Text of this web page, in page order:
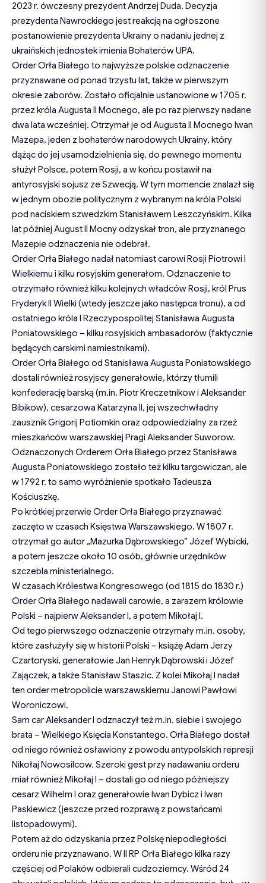
2023 r. ówczesny prezydent Andrzej Duda. Decyzja
prezydenta Nawrockiego jest reakcją na ogłoszone
postanowienie prezydenta Ukrainy o nadaniu jednej z
ukraińskich jednostek imienia Bohaterów UPA.
Order Orła Białego to najwyższe polskie odznaczenie
przyznawane od ponad trzystu lat, także w pierwszym
okresie zaborów. Zostało oficjalnie ustanowione w 1705 r.
przez króla Augusta II Mocnego, ale po raz pierwszy nadane
dwa lata wcześniej. Otrzymał je od Augusta II Mocnego Iwan
Mazepa, jeden z bohaterów narodowych Ukrainy, który
dążąc do jej usamodzielnienia się, do pewnego momentu
służył Polsce, potem Rosji, a w końcu postawił na
antyrosyjski sojusz ze Szwecją. W tym momencie znalazł się
w jednym obozie politycznym z wybranym na króla Polski
pod naciskiem szwedzkim Stanisławem Leszczyńskim. Kilka
lat później August II Mocny odzyskał tron, ale przyznanego
Mazepie odznaczenia nie odebrał.
Order Orła Białego nadał natomiast carowi Rosji Piotrowi I
Wielkiemu i kilku rosyjskim generałom. Odznaczenie to
otrzymało również kilku kolejnych władców Rosji, król Prus
Fryderyk II Wielki (wtedy jeszcze jako następca tronu), a od
ostatniego króla I Rzeczypospolitej Stanisława Augusta
Poniatowskiego – kilku rosyjskich ambasadorów (faktycznie
będących carskimi namiestnikami).
Order Orła Białego od Stanisława Augusta Poniatowskiego
dostali również rosyjscy generałowie, którzy tłumili
konfederację barską (m.in. Piotr Kreczetnikow i Aleksander
Bibikow), cesarzowa Katarzyna II, jej wszechwładny
zausznik Grigorij Potiomkin oraz odpowiedzialny za rzeź
mieszkańców warszawskiej Pragi Aleksander Suworow.
Odznaczonych Orderem Orła Białego przez Stanisława
Augusta Poniatowskiego zostało też kilku targowiczan, ale
w 1792 r. to samo wyróżnienie spotkało Tadeusza
Kościuszkę.
Po krótkiej przerwie Order Orła Białego przyznawać
zaczęto w czasach Księstwa Warszawskiego. W 1807 r.
otrzymał go autor „Mazurka Dąbrowskiego” Józef Wybicki,
a potem jeszcze około 10 osób, głównie urzędników
szczebla ministerialnego.
W czasach Królestwa Kongresowego (od 1815 do 1830 r.)
Order Orła Białego nadawali carowie, a zarazem królowie
Polski – najpierw Aleksander I, a potem Mikołaj I.
Od tego pierwszego odznaczenie otrzymały m.in. osoby,
które zasłużyły się w historii Polski – książę Adam Jerzy
Czartoryski, generałowie Jan Henryk Dąbrowski i Józef
Zajączek, a także Stanisław Staszic. Z kolei Mikołaj I nadał
ten order metropolicie warszawskiemu Janowi Pawłowi
Woroniczowi.
Sam car Aleksander I odznaczył też m.in. siebie i swojego
brata – Wielkiego Księcia Konstantego. Orła Białego dostał
od niego również osławiony z powodu antypolskich represji
Nikołaj Nowosilcow. Szeroki gest przy nadawaniu orderu
miał również Mikołaj I – dostali go od niego późniejszy
cesarz Wilhelm I oraz generałowie Iwan Dybicz i Iwan
Paskiewicz (jeszcze przed rozprawą z powstańcami
listopadowymi).
Potem aż do odzyskania przez Polskę niepodległości
orderu nie przyznawano. W II RP Orła Białego kilka razy
częściej od Polaków odbierali cudzoziemcy. Wśród 24